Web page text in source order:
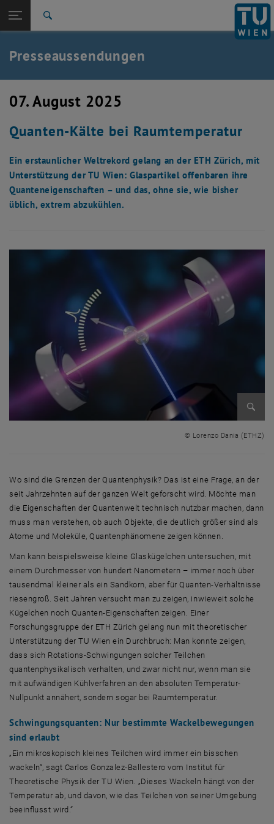
TU Login
Quicklinks
Quicklinks-Menü umschalten
Studium
Karriere
Zurück: Subseiten von Aktuelles auflisten
Zurück zur letzten Ebene:
Aktuelles
Presseaussendungen
Presseaussendungen
07. August 2025
Quanten-Kälte bei Raumtemperatur
Ein erstaunlicher Weltrekord gelang an der ETH Zürich, mit
Unterstützung der TU Wien: Glaspartikel offenbaren ihre
Quanteneigenschaften – und das, ohne sie, wie bisher
üblich, extrem abzukühlen.
© Lorenzo Dania (ETHZ)
Wo sind die Grenzen der Quantenphysik? Das ist eine Frage, an der
seit Jahrzehnten auf der ganzen Welt geforscht wird. Möchte man
die Eigenschaften der Quantenwelt technisch nutzbar machen, dann
muss man verstehen, ob auch Objekte, die deutlich größer sind als
Atome und Moleküle, Quantenphänomene zeigen können.
Man kann beispielsweise kleine Glaskügelchen untersuchen, mit
einem Durchmesser von hundert Nanometern – immer noch über
tausendmal kleiner als ein Sandkorn, aber für Quanten-Verhältnisse
riesengroß. Seit Jahren versucht man zu zeigen, inwieweit solche
Kügelchen noch Quanten-Eigenschaften zeigen. Einer
Forschungsgruppe der ETH Zürich gelang nun mit theoretischer
Unterstützung der TU Wien ein Durchbruch: Man konnte zeigen,
dass sich Rotations-Schwingungen solcher Teilchen
quantenphysikalisch verhalten, und zwar nicht nur, wenn man sie
mit aufwändigen Kühlverfahren an den absoluten Temperatur-
Nullpunkt annähert, sondern sogar bei Raumtemperatur.
Schwingungsquanten: Nur bestimmte Wackelbewegungen
sind erlaubt
„Ein mikroskopisch kleines Teilchen wird immer ein bisschen
wackeln“, sagt Carlos Gonzalez-Ballestero vom Institut für
Theoretische Physik der TU Wien. „Dieses Wackeln hängt von der
Temperatur ab, und davon, wie das Teilchen von seiner Umgebung
beeinflusst wird.“